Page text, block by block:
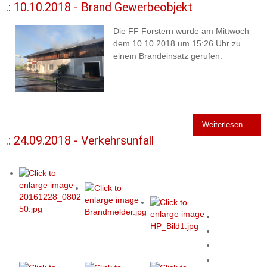
.: 10.10.2018 - Brand Gewerbeobjekt
Die FF Forstern wurde am Mittwoch
dem 10.10.2018 um 15:26 Uhr zu
einem Brandeinsatz gerufen.
Weiterlesen ...
.: 24.09.2018 - Verkehrsunfall